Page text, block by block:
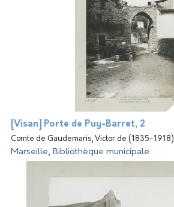
[Visan] Porte de Puy-Barret, 2
Comte de Gaudemaris, Victor de (1835-1918)
Marseille, Bibliothèque municipale